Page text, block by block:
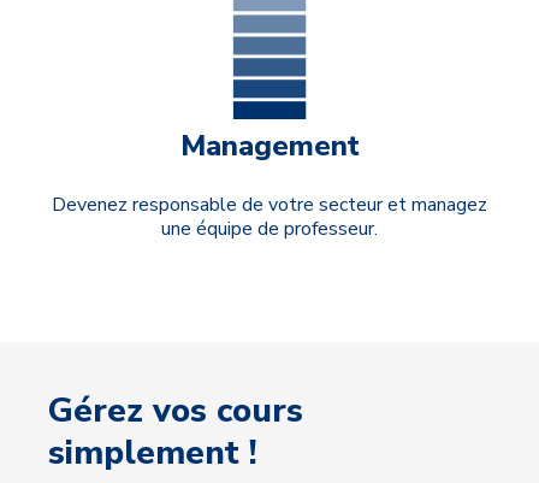
Management
Devenez responsable de votre secteur et managez
une équipe de professeur.
Gérez vos cours
simplement !